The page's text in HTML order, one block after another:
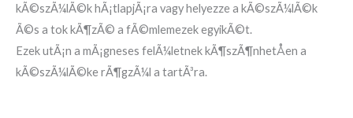
kÃ©szÃ¼lÃ©k hÃ¡tlapjÃ¡ra vagy helyezze a kÃ©szÃ¼lÃ©k
Ã©s a tok kÃ¶zÃ© a fÃ©mlemezek egyikÃ©t.
Ezek utÃ¡n a mÃ¡gneses felÃ¼letnek kÃ¶szÃ¶nhetÅen a
kÃ©szÃ¼lÃ©ke rÃ¶gzÃ¼l a tartÃ³ra.